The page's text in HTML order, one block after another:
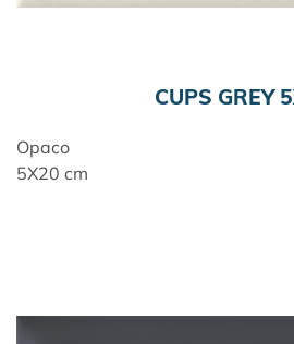
CUPS GREY
Opaco
5X20 cm